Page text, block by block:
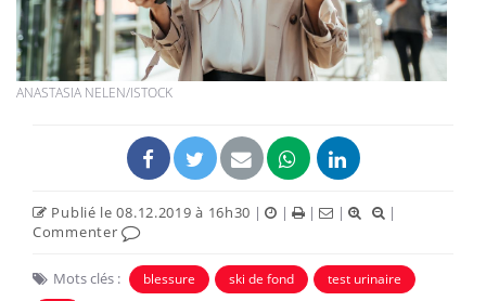
ANASTASIA NELEN/ISTOCK
Publié le 08.12.2019 à 16h30 | | | |
|
Commenter
Mots clés : blessure ski de fond
test urinaire